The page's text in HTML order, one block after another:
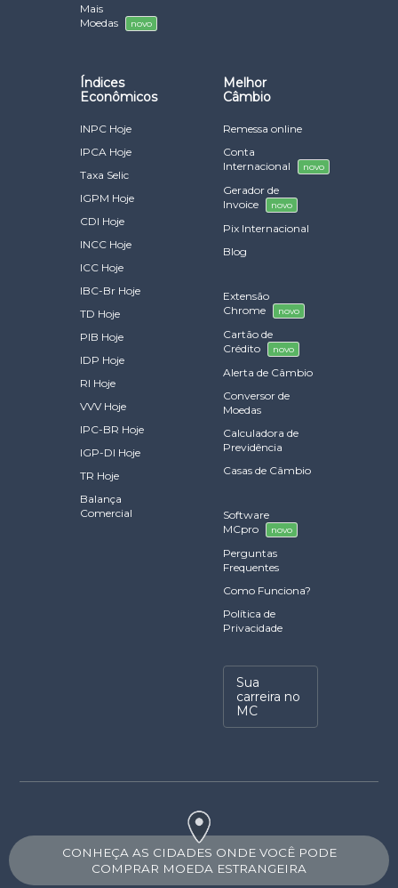
Mais
Moedas
novo
Índices
Econômicos
INPC Hoje
IPCA Hoje
Taxa Selic
IGPM Hoje
CDI Hoje
INCC Hoje
ICC Hoje
IBC-Br Hoje
TD Hoje
PIB Hoje
IDP Hoje
RI Hoje
VVV Hoje
IPC-BR Hoje
IGP-DI Hoje
TR Hoje
Balança
Comercial
Melhor
Câmbio
Remessa online
Conta
Internacional
novo
Gerador de
Invoice
novo
Pix Internacional
Blog
Extensão
Chrome
novo
Cartão de
Crédito
novo
Alerta de Câmbio
Conversor de
Moedas
Calculadora de
Previdência
Casas de Câmbio
Software
MCpro
novo
Perguntas
Frequentes
Como Funciona?
Política de
Privacidade
Sua
carreira no
MC
CONHEÇA AS CIDADES ONDE VOCÊ PODE
COMPRAR MOEDA ESTRANGEIRA